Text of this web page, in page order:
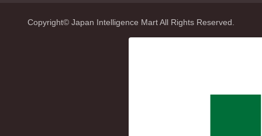
Copyright© Japan Intelligence Mart All Rights Reserved.